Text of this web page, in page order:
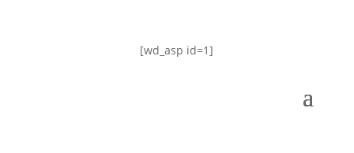
[wd_asp id=1]